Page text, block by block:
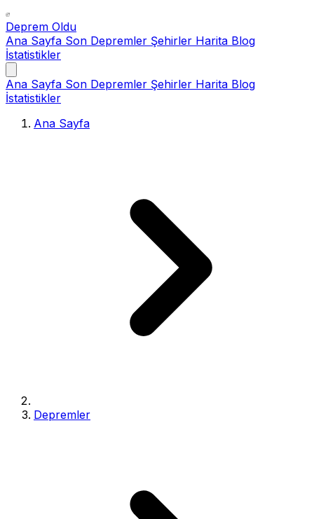
Deprem Oldu
Ana Sayfa Son Depremler Şehirler Harita Blog
İstatistikler
Ana Sayfa Son Depremler Şehirler Harita Blog
İstatistikler
Ana Sayfa
Depremler